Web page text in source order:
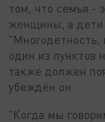
том, что семья -
женщины, а дети
один из пунктов
также должен
убеждён он.
"Когда мы